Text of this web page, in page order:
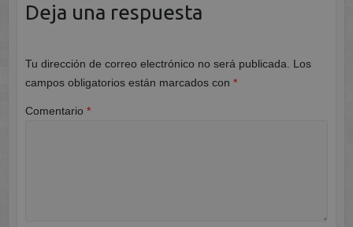
Deja una respuesta
Tu dirección de correo electrónico no será publicada. Los
campos obligatorios están marcados con *
Comentario *